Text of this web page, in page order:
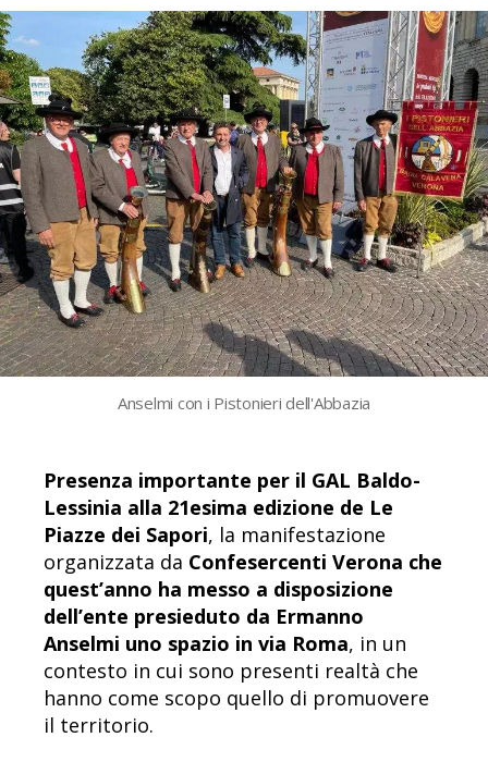
Anselmi con i Pistonieri dell'Abbazia
Presenza importante per il GAL Baldo-
Lessinia alla 21esima edizione de Le
Piazze dei Sapori, la manifestazione
organizzata da Confesercenti Verona che
quest’anno ha messo a disposizione
dell’ente presieduto da Ermanno
Anselmi uno spazio in via Roma, in un
contesto in cui sono presenti realtà che
hanno come scopo quello di promuovere
il territorio.